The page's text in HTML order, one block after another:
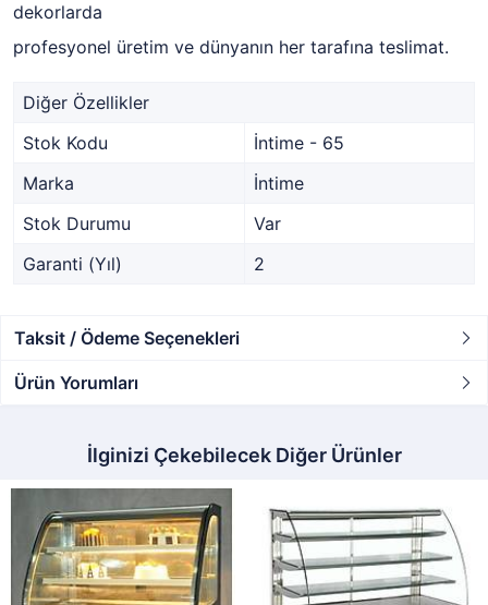
dekorlarda
profesyonel üretim ve dünyanın her tarafına teslimat.
Diğer Özellikler
Stok Kodu
İntime - 65
Marka
İntime
Stok Durumu
Var
Garanti (Yıl)
2
Taksit / Ödeme Seçenekleri
Ürün Yorumları
İlginizi Çekebilecek Diğer Ürünler